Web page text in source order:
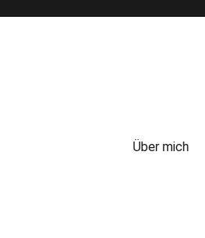
Über mich